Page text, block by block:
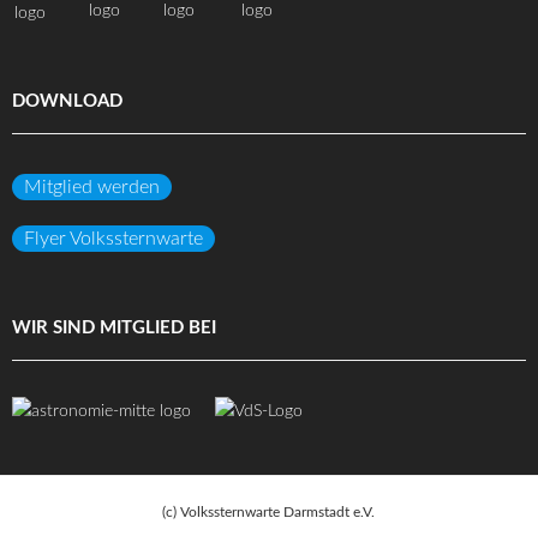
DOWNLOAD
Mitglied werden
Flyer Volkssternwarte
WIR SIND MITGLIED BEI
(c) Volkssternwarte Darmstadt e.V.